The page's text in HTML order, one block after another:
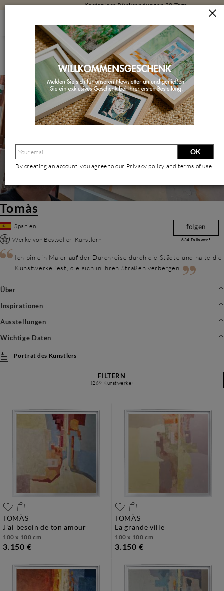
Kostenlose Rücksendungen 30 Tage
KÜNSTLER/INNEN TOMÀS
Tomàs | Zeitgenössischer Künstler
Tomàs
Spanien
Werke von Bestseller-Künstlern
folgen
634 Follower !
Ich bin ein Maler auf der Durchreise durch die Städte und halte die
Kunstwerke fest, die sich in ihren Straßen verbergen.
Über
Inspirationen
Ausstellungen
Wichtige Daten
Porträt des Künstlers
FILTERN
(269 Kunstwerke)
TOMÀS
j'ai besoin de ton amour
100 x 100 cm
3.150 €
TOMÀS
la grande ville
100 x 100 cm
3.150 €
OK
By creating an account, you agree to our Privacy policy andterms of use.